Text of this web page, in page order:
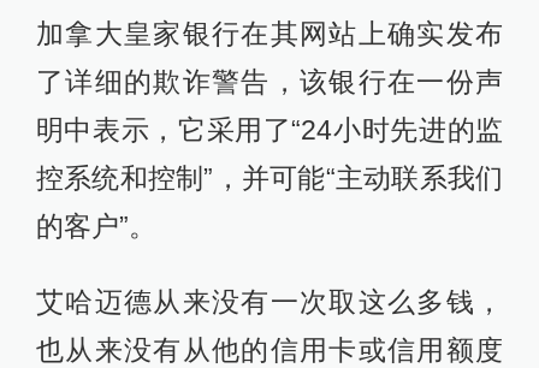
加拿大皇家银行在其网站上确实发布
了详细的欺诈警告，该银行在一份声
明中表示，它采用了“24小时先进的监
控系统和控制”，并可能“主动联系我们
的客户”。
艾哈迈德从来没有一次取这么多钱，
也从来没有从他的信用卡或信用额度